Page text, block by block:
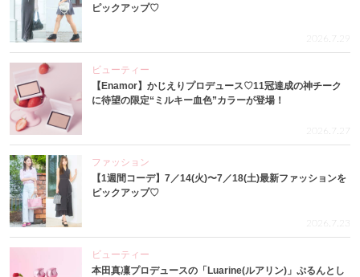
ピックアップ♡
2026.7.29
ビューティー
【Enamor】かじえりプロデュース♡11冠達成の神チーク
に待望の限定“ミルキー血色”カラーが登場！
2026.7.27
ファッション
【1週間コーデ】7／14(火)〜7／18(土)最新ファッションを
ピックアップ♡
2026.7.23
ビューティー
本田真凜プロデュースの「Luarine(ルアリン)」ぷるんとし